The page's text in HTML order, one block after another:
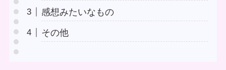
感想みたいなもの
その他